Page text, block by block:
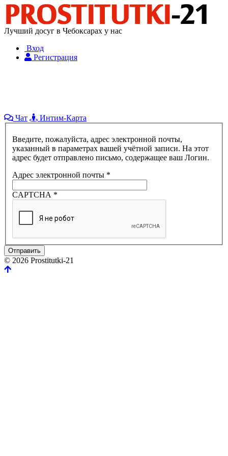
Лучший досуг в Чебоксарах у нас
Вход
Регистрация
Чат Интим-Карта
Введите, пожалуйста, адрес электронной почты,
указанный в параметрах вашей учётной записи. На этот
адрес будет отправлено письмо, содержащее ваш Логин.
Адрес электронной почты *
CAPTCHA *
Отправить
© 2026 Prostitutki-21